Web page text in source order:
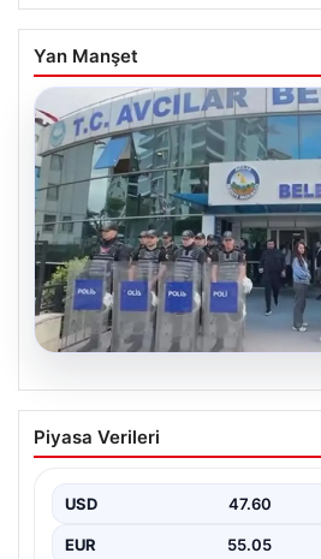
Yan Manşet
Avcılar Belediyesi’ne
şüpheli gözaltına alındı
Piyasa Verileri
USD 47.60
EUR 55.05